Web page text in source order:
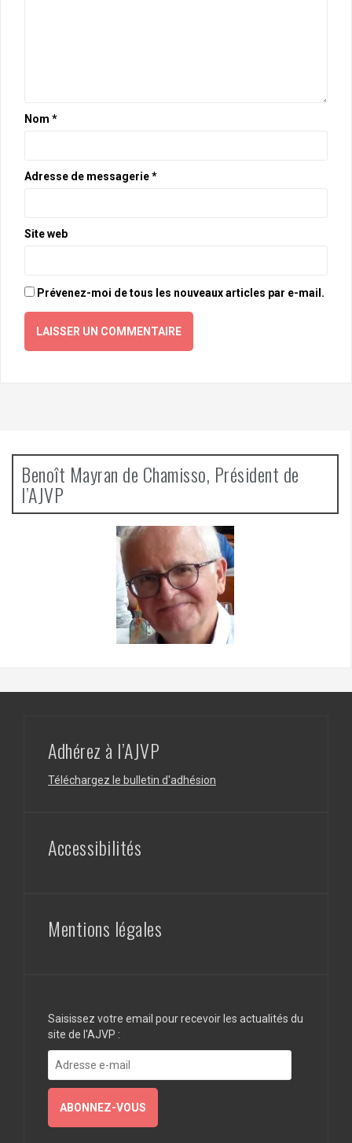
Nom *
Adresse de messagerie*
Site web
Prévenez-moi de tous les nouveaux articles par e-mail.
Benoît Mayran de Chamisso, Président de
l’AJVP
Adhérez à l’AJVP
Téléchargez le bulletin d'adhésion
Accessibilités
Mentions légales
Saisissez votre email pour recevoir les actualités du
site de l'AJVP :
e-
mail
ABONNEZ-VOUS